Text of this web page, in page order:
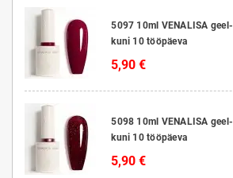
5097 10ml VENALISA
kuni 10 tööpäeva
5,90 €
5098 10ml VENALISA
kuni 10 tööpäeva
5,90 €